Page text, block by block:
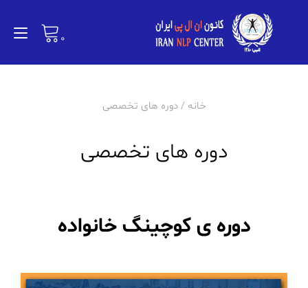
0
خانه / دوره های تخصصی
دوره های تخصصی
دوره ی کوچینگ خانواده